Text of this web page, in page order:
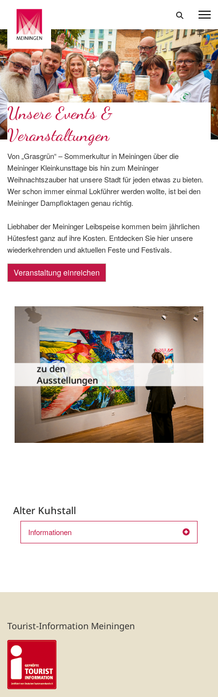
Unsere Events &
Veranstaltungen
Von „Grasgrün“ – Sommerkultur in Meiningen über die
Meininger Kleinkunsttage bis hin zum Meininger
Weihnachtszauber hat unsere Stadt für jeden etwas zu bieten.
Wer schon immer einmal Lokführer werden wollte, ist bei den
Meininger Dampfloktagen genau richtig.
Liebhaber der Meininger Leibspeise kommen beim jährlichen
Hütesfest ganz auf ihre Kosten. Entdecken Sie hier unsere
wiederkehrenden und aktuellen Feste und Festivals.
Veranstaltung einreichen
zu den
Ausstellungen
Die Dauer­ausstellungen in Meiningen
und Umgebung als Übersicht.
zu den Ausstellungen
Alter Kuhstall
Informationen
Tourist-Information Meiningen